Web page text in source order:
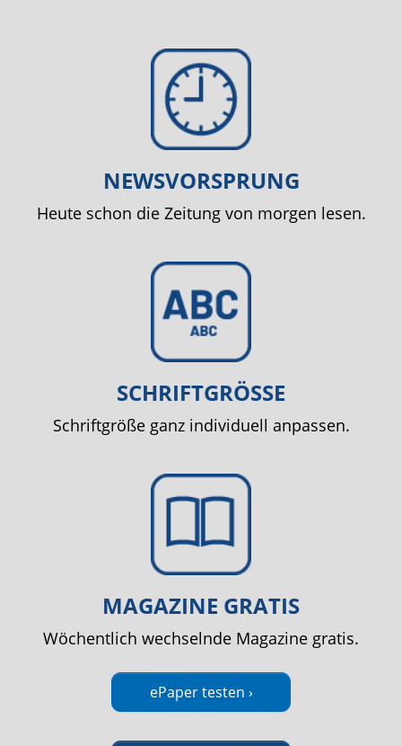
NEWSVORSPRUNG
Heute schon die Zeitung von morgen lesen.
SCHRIFTGRÖSSE
Schriftgröße ganz individuell anpassen.
MAGAZINE GRATIS
Wöchentlich wechselnde Magazine gratis.
ePaper testen ›